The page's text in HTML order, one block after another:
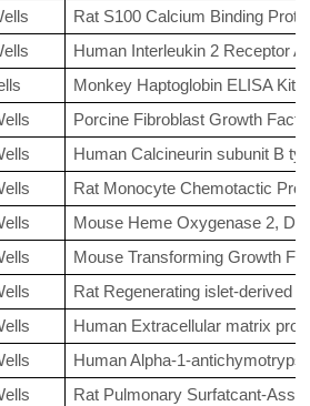
Rat S100 Calcium Binding
Human Interleukin 2 Receptor
Monkey Haptoglobin ELISA Kit
Porcine Fibroblast Growth
Human Calcineurin subunit B
Rat Monocyte Chemotactic
Mouse Heme Oxygenase 2,
Mouse Transforming Growth
Rat Regenerating islet-derived
Human Extracellular matrix
Human Alpha-1-
Rat Pulmonary Surfatcant-